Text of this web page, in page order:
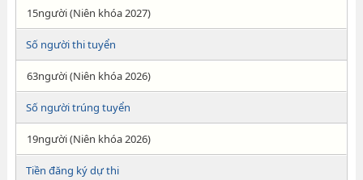
15người (Niên khóa 2027)
Số người thi tuyển
63người (Niên khóa 2026)
Số người trúng tuyển
19người (Niên khóa 2026)
Tiền đăng ký dự thi